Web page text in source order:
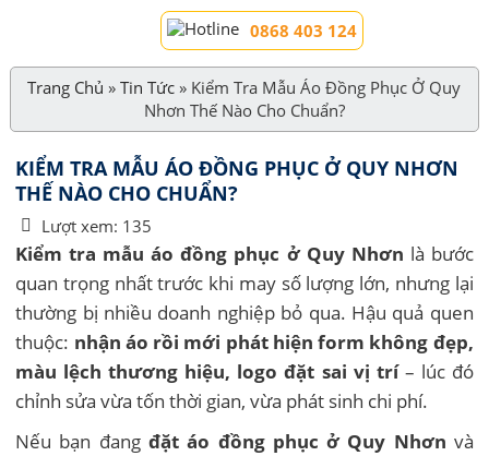
0868 403 124
Trang Chủ »Tin Tức » Kiểm Tra Mẫu Áo Đồng Phục Ở Quy
Nhơn Thế Nào Cho Chuẩn?
KIỂM TRA MẪU ÁO ĐỒNG PHỤC Ở QUY NHƠN
THẾ NÀO CHO CHUẨN?
Lượt xem: 135
Kiểm tra mẫu áo đồng phục ở Quy Nhơn là bước
quan trọng nhất trước khi may số lượng lớn, nhưng lại
thường bị nhiều doanh nghiệp bỏ qua. Hậu quả quen
thuộc: nhận áo rồi mới phát hiện form không đẹp,
màu lệch thương hiệu, logo đặt sai vị trí– lúc đó
chỉnh sửa vừa tốn thời gian, vừa phát sinh chi phí.
Nếu bạn đang đặt áo đồng phục ở Quy Nhơn và